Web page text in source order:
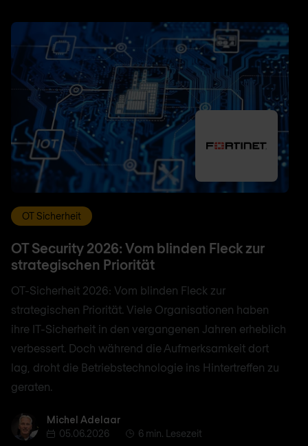
OT Sicherheit
OT Security 2026: Vom blinden Fleck zur
strategischen Priorität
OT-Sicherheit 2026: Vom blinden Fleck zur
strategischen Priorität. Viele Organisationen haben
ihre IT-Sicherheit in den vergangenen Jahren erheblich
verbessert. Doch während die Aufmerksamkeit dort
lag, droht die Betriebstechnologie ins Hintertreffen zu
geraten.
Michel Adelaar
Michel Adelaar
05.06.2026
6 min. Lesezeit